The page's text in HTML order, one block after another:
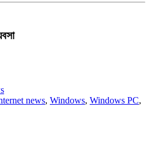
news, Windows, Windows PC,